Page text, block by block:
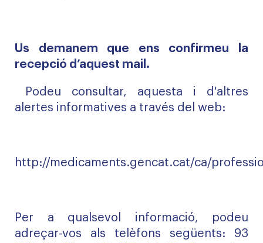
Us demanem que ens confirmeu la
recepció d’aquest mail.
Podeu consultar, aquesta i d'altres
alertes informatives a través del web:
http://medicaments.gencat.cat/ca/
Per a qualsevol informació, podeu
adreçar-vos als telèfons següents: 93